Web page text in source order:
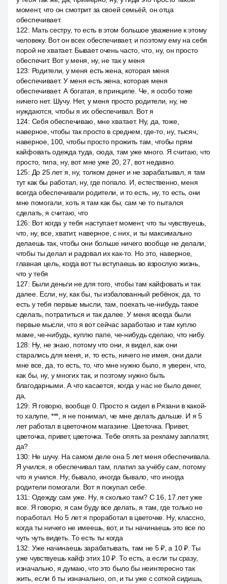
момент, что он смотрит за своей семьёй, он отца
обеспечивает.
122: Мать сестру, то есть в этом большое уважение к этому
человеку. Вот он всех обеспечивает, и поэтому ему на себя
порой не хватает. Бывает очень часто, что, ну, он просто
обеспечит. Вот у меня, ну, не так у меня
123: Родители, у меня есть жена, которая меня
обеспечивает. У меня есть жена, которая меня
обеспечивает. А богатая, в принципе. Че, я особо тоже
ничего нет. Шучу. Нет, у меня просто родители, ну, не
нуждаются, чтобы я их обеспечивал. Вот я
124: Себя обеспечиваю, мне хватает. Ну, да, тоже,
наверное, чтобы так просто в среднем, где-то, ну, тысяч,
наверное, 100, чтобы просто прожить там, чтобы прям
кайфовать одежда туда, сюда, там уже много. Я считаю, что
просто, типа, ну, вот мне уже 20, 27, вот недавно.
125: До 25 лет я, ну, толком денег и не зарабатывал, я там
тут как бы работал, ну, где попало. И, естественно, меня
всегда обеспечивали родители, и то есть, ну, то есть, они
мне помогали, хоть я там как бы, сам че то пытался
сделать, я считаю, что
126: Вот когда у тебя наступает момент, что ты чувствуешь,
что, ну, все, хватит, наверное, с них, и ты максимально
делаешь так, чтобы они больше ничего вообще не делали,
чтобы ты делал и радовал их как-то. Но это, наверное,
главная цель, когда вот ты вступаешь во взрослую жизнь,
что у тебя
127: Были деньги не для того, чтобы там кайфовать и так
далее. Если, ну, как бы, ты избалованный ребёнок, да, то
есть у тебя первые мысли, там, поехать че-нибудь такое
сделать, потратиться и так далее. У меня всегда были
первые мысли, что я вот сейчас заработаю и там куплю
маме, че-нибудь, куплю папе, че-нибудь сделаю, что нибу.
128: Ну, не знаю, потому что они, я видел, как они
старались для меня, и, то есть, ничего не имея, они дали
мне все, да, то есть, то, что мне нужно было, я уверен, что,
как бы, ну, у многих так, и поэтому нужно быть
благодарными. А что касается, когда у нас не было денег,
да,
129: Я говорю, вообще 0. Просто я сидел в Рязани в какой-
то халупе, ***, я не понимал, че мне делать дальше. И я 5
лет работал в цветочном магазине. Цветочка. Привет,
цветочка, привет, цветочка. Тебе опять за рекламу заплатят,
да?
130: Не шучу. На самом деле она 5 лет меня обеспечивала.
Я учился, я обеспечивал там, платил за учёбу сам, потому
что я учился. Ну, бывало, иногда бывало, что иногда
родители помогали. Вот я покупал себе.
131 : Одежду сам уже. Ну, я сколько там? С 16, 17 лет уже
все. Я говорю, я сам буду все делать, я там, где только не
поработал. Но 5 лет я проработал в цветочке. Ну, классно,
когда ты ничего не имеешь, вот, и ты начинаешь это все по
чуть чуть видеть. То есть ты когда
132: Уже начинаешь зарабатывать, там не 5 ₽, а 10 ₽. Ты
уже чувствуешь кайф этих 10 ₽. То есть, а если ты сразу,
изначально, я думаю, что это было бы неинтересно так
жить, если б ты изначально, оп, и ты уже с соткой сидишь,